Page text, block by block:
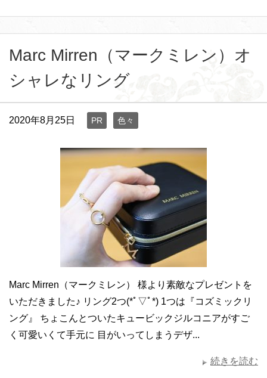
Marc Mirren（マークミレン）オ
シャレなリング
2020年8月25日 PR 色々
Marc Mirren（マークミレン） 様より素敵なプレゼントを
いただきました♪ リング2つ(*ﾟ▽ﾟ*) 1つは『コズミックリ
ング』 ちょこんとついたキュービックジルコニアがすご
く可愛いくて手元に 目がいってしまうデザ...
続きを読む